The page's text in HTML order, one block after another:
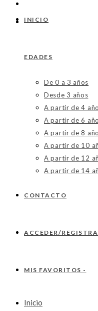
INICIO
EDADES
De 0 a 3 años
Desde 3 años
A partir de 4
A partir de 6
A partir de 8
A partir de 10
A partir de 12
A partir de 14
CONTACTO
ACCEDER/
MIS FAVORITOS -
Inicio